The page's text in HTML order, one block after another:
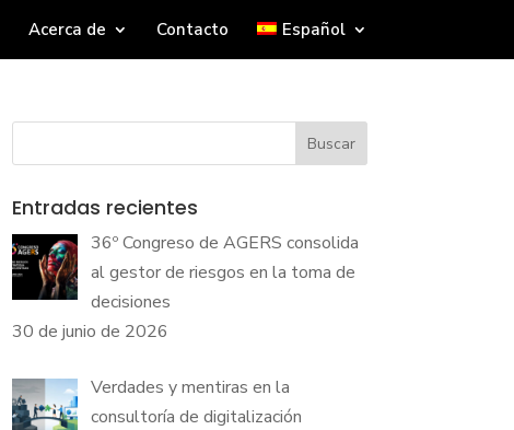
Acerca de Contacto Español
Buscar
Entradas recientes
36º Congreso de AGERS consolida
al gestor de riesgos en la toma de
decisiones
30 de junio de 2026
Verdades y mentiras en la
consultoría de digitalización